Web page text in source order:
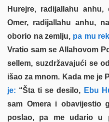
Hurejre, radijallahu
Omer, radijallahu anhu,
oborio na zemlju, pa mu
Vratio sam se Allahovom
sellem, suzdržavajući se
išao za mnom. Kada me je
je: “Šta ti se desilo, Ebu
sam Omera i obavijestio
poslao, pa me udario u